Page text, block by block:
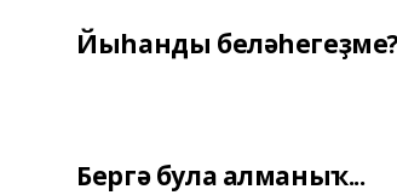
Йыһанды
Бергә була алманыҡ...